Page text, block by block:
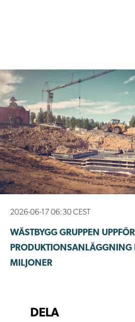
2026-06-17 06:30 CEST
WÄSTBYGG GRUPPEN UPPFÖR
PRODUKTIONSANLÄGGNING
MILJONER
DELA